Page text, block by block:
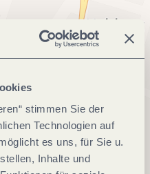
stimmen Sie der
Technologien auf
es uns, für Sie u.
Inhalte und